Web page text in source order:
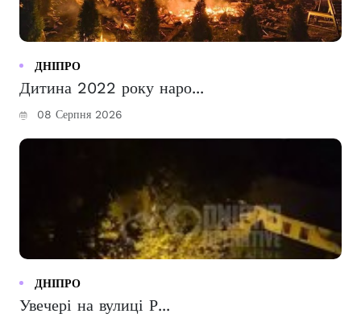
ДНІПРО
Дитина 2022 року наро...
08 Серпня 2026
ДНІПРО
Увечері на вулиці Р...